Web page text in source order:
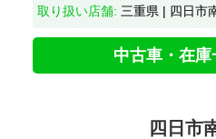
取り扱い店舗: 三重県 | 四日市
中古車・在
四日市